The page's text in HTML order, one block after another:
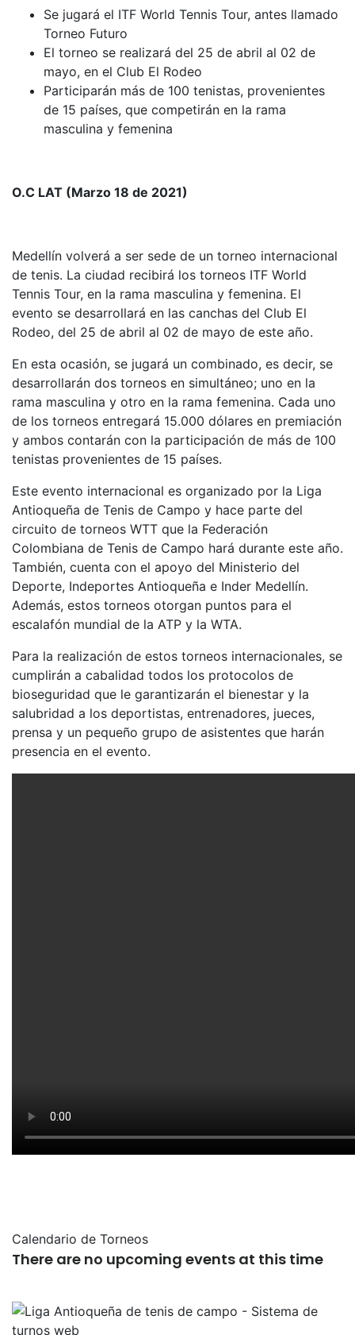
Se jugará el ITF World Tennis Tour, antes llamado
Torneo Futuro
El torneo se realizará del 25 de abril al 02 de
mayo, en el Club El Rodeo
Participarán más de 100 tenistas, provenientes
de 15 países, que competirán en la rama
masculina y femenina
O.C LAT (Marzo 18 de 2021)
Medellín volverá a ser sede de un torneo internacional
de tenis. La ciudad recibirá los torneos ITF World
Tennis Tour, en la rama masculina y femenina. El
evento se desarrollará en las canchas del Club El
Rodeo, del 25 de abril al 02 de mayo de este año.
En esta ocasión, se jugará un combinado, es decir, se
desarrollarán dos torneos en simultáneo; uno en la
rama masculina y otro en la rama femenina. Cada uno
de los torneos entregará 15.000 dólares en premiación
y ambos contarán con la participación de más de 100
tenistas provenientes de 15 países.
Este evento internacional es organizado por la Liga
Antioqueña de Tenis de Campo y hace parte del
circuito de torneos WTT que la Federación
Colombiana de Tenis de Campo hará durante este año.
También, cuenta con el apoyo del Ministerio del
Deporte, Indeportes Antioqueña e Inder Medellín.
Además, estos torneos otorgan puntos para el
escalafón mundial de la ATP y la WTA.
Para la realización de estos torneos internacionales, se
cumplirán a cabalidad todos los protocolos de
bioseguridad que le garantizarán el bienestar y la
salubridad a los deportistas, entrenadores, jueces,
prensa y un pequeño grupo de asistentes que harán
presencia en el evento.
Calendario de Torneos
There are no upcoming events at this time